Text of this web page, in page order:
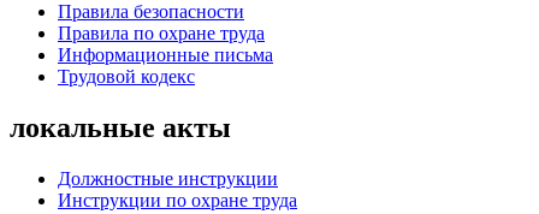
Правила безопасности
Правила по охране труда
Информационные письма
Трудовой кодекс
локальные акты
Должностные инструкции
Инструкции по охране труда